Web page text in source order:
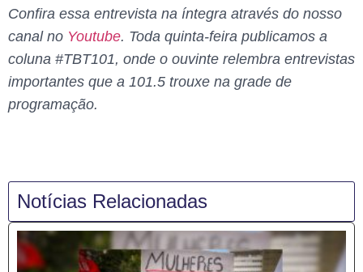
Confira essa entrevista na íntegra através do nosso
canal no Youtube. Toda quinta-feira publicamos a
coluna #TBT101, onde o ouvinte relembra entrevistas
importantes que a 101.5 trouxe na grade de
programação.
Notícias Relacionadas